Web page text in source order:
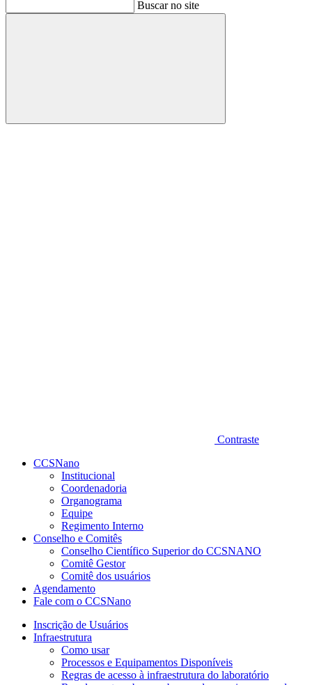
Buscar no site
Buscar
Contraste
CCSNano
Institucional
Coordenadoria
Organograma
Equipe
Regimento Interno
Conselho e Comitês
Conselho Científico Superior do CCSNANO
Comitê Gestor
Comitê dos usuários
Agendamento
Fale com o CCSNano
Inscrição de Usuários
Infraestrutura
Como usar
Processos e Equipamentos Disponíveis
Regras de acesso à infraestrutura do laboratório